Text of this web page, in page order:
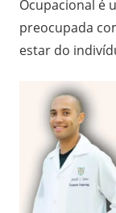
Ocupacional é
preocupada
estar do